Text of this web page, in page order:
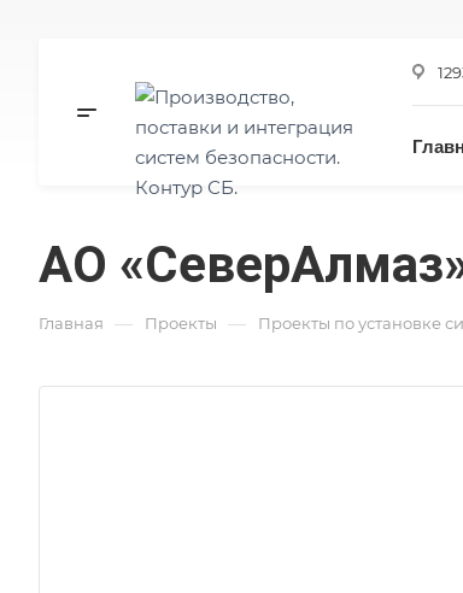
АО
Главная — Проекты — Проекты по установке